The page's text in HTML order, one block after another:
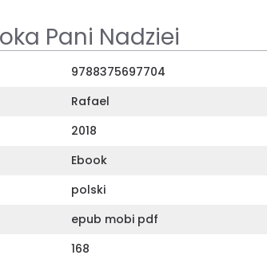
Pani Nadziei
9788375697704
Rafael
2018
Ebook
polski
epub mobi pdf
168